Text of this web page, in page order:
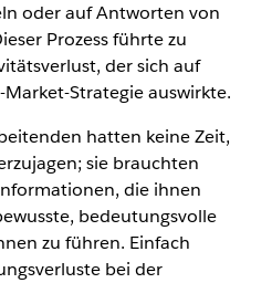
oder auf Antworten von
Prozess führte zu
der sich auf
Strategie auswirkte.
hatten keine Zeit,
sie brauchten
die ihnen
bedeutungsvolle
zu führen. Einfach
bei der